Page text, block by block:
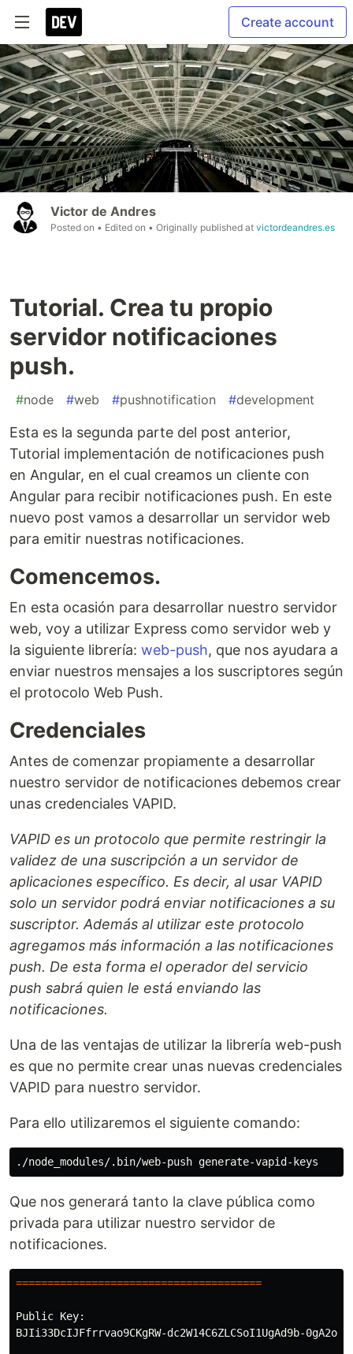
Create account
Victor de Andres
Posted on • Edited on • Originally published at victordeandres.es
Tutorial. Crea tu propio
servidor notificaciones
push.
#node #web #pushnotification #development
Esta es la segunda parte del post anterior,
Tutorial implementación de notificaciones push
en Angular, en el cual creamos un cliente con
Angular para recibir notificaciones push. En este
nuevo post vamos a desarrollar un servidor web
para emitir nuestras notificaciones.
Comencemos.
En esta ocasión para desarrollar nuestro servidor
web, voy a utilizar Express como servidor web y
la siguiente librería: web-push, que nos ayudara a
enviar nuestros mensajes a los suscriptores según
el protocolo Web Push.
Credenciales
Antes de comenzar propiamente a desarrollar
nuestro servidor de notificaciones debemos crear
unas credenciales VAPID.
VAPID es un protocolo que permite restringir la
validez de una suscripción a un servidor de
aplicaciones específico. Es decir, al usar VAPID
solo un servidor podrá enviar notificaciones a su
suscriptor. Además al utilizar este protocolo
agregamos más información a las notificaciones
push. De esta forma el operador del servicio
push sabrá quien le está enviando las
notificaciones.
Una de las ventajas de utilizar la librería web-push
es que no permite crear unas nuevas credenciales
VAPID para nuestro servidor.
Para ello utilizaremos el siguiente comando:
Que nos generará tanto la clave pública como
privada para utilizar nuestro servidor de
notificaciones.
=======================================
Public Key:
BJIi33DcIJFfrrvao9CKgRW-dc2W14C6ZLCSoI1UgAd9b-